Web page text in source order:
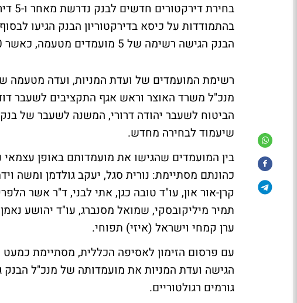
הבנק הגישה רשימה של 5 מועמדים מטעמה, כאשר 20 מועמדים הגישו את מועמדותם באופן עצמאי.
רשימת המועמדים של ועדת המניות, ועדה מטעמה
מנכ"ל משרד האוצר וראש אגף התקציבים לשעבר
הביטוח לשעבר יהודה דרורי, המשנה לשעבר של
שיעמוד לבחירה מחדש.
בין המועמדים שהגישו את מועמדותם באופן
קרן-אור און, עו"ד טובה כגן, אתי לבני, ד"ר אשר
תמיר מיליקובסקי, שמואל מסנברג, עו"ד יהושע
ערן קמחי וישראל (איזי) תפוחי.
עם פרסום הזימון לאסיפה הכללית, מסתיימת
הגישה ועדת המניות את מועמדותה של מנכ"ל
גורמים רגולטוריים.